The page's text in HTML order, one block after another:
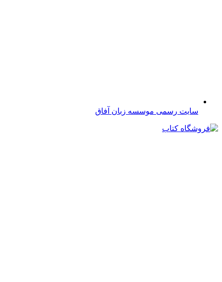
سایت رسمی موسسه زبان آفاق